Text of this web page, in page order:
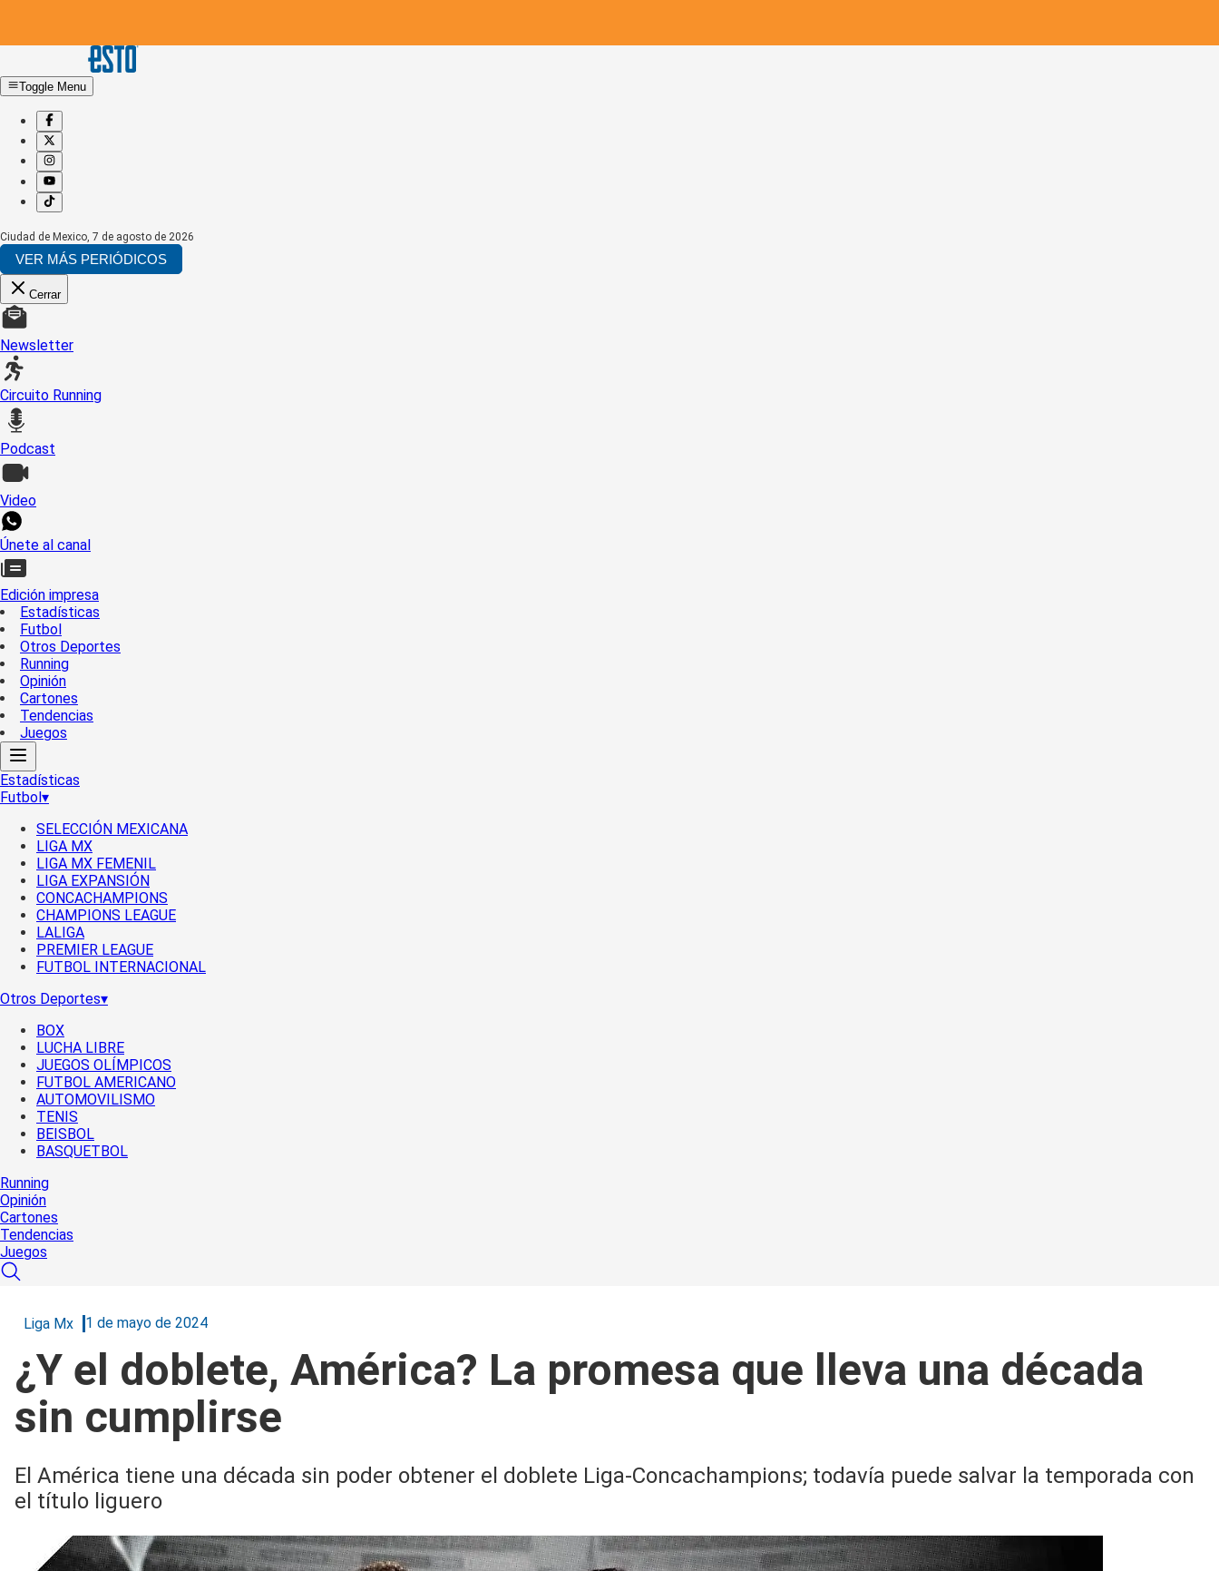
Toggle Menu
Ciudad de Mexico, 7 de agosto de 2026
VER MÁS PERIÓDICOS
Cerrar
Newsletter
Circuito Running
Podcast
Video
Únete al canal
Edición impresa
Estadísticas
Futbol
Otros Deportes
Running
Opinión
Cartones
Tendencias
Juegos
Estadísticas
Futbol▾
SELECCIÓN MEXICANA
LIGA MX
LIGA MX FEMENIL
LIGA EXPANSIÓN
CONCACHAMPIONS
CHAMPIONS LEAGUE
LALIGA
PREMIER LEAGUE
FUTBOL INTERNACIONAL
Otros Deportes▾
BOX
LUCHA LIBRE
JUEGOS OLÍMPICOS
FUTBOL AMERICANO
AUTOMOVILISMO
TENIS
BEISBOL
BASQUETBOL
Running
Opinión
Cartones
Tendencias
Juegos
Liga Mx 1 de mayo de 2024
¿Y el doblete, América? La promesa que lleva una década
sin cumplirse
El América tiene una década sin poder obtener el doblete Liga-Concachampions; todavía puede salvar la temporada con
el título liguero